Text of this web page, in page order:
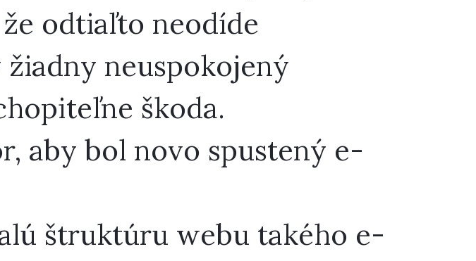
odtiaľto neodíde
neuspokojený
škoda.
aby bol novo spustený e-
štruktúru webu takého e-